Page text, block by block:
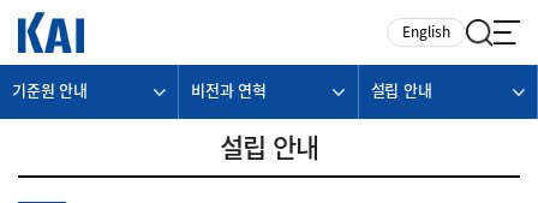
English
기준원 안내 비전과 연혁 설립 안내
설립 안내